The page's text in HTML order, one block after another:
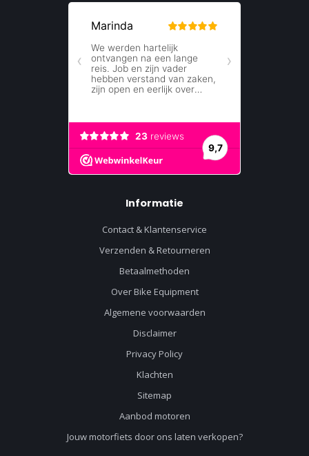
Informatie
Contact & Klantenservice
Verzenden & Retourneren
Betaalmethoden
Over Bike Equipment
Algemene voorwaarden
Disclaimer
Privacy Policy
Klachten
Sitemap
Aanbod motoren
Jouw motorfiets door ons laten verkopen?